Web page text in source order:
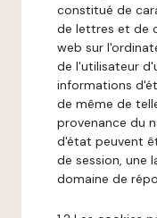
constitué de
de lettres et de
web sur
de l'utilisateur
informations
de même de
provenance du
d'état peuvent
de session, une
domaine de